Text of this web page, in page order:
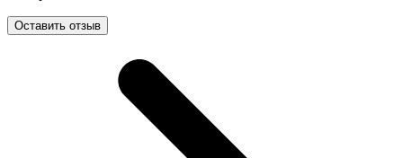
Оставить отзыв